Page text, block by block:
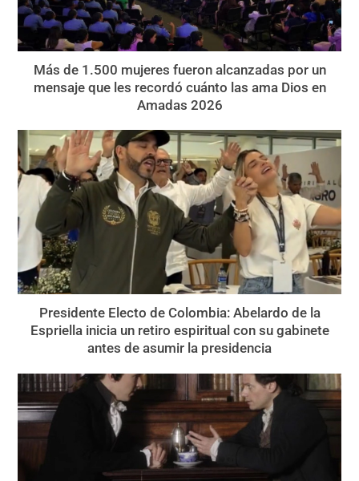
Más de 1.500 mujeres fueron alcanzadas por un
mensaje que les recordó cuánto las ama Dios en
Amadas 2026
Presidente Electo de Colombia: Abelardo de la
Espriella inicia un retiro espiritual con su gabinete
antes de asumir la presidencia